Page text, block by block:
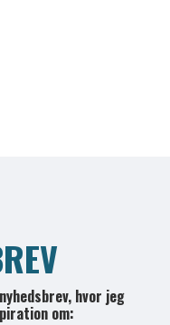
hvor jeg
om: